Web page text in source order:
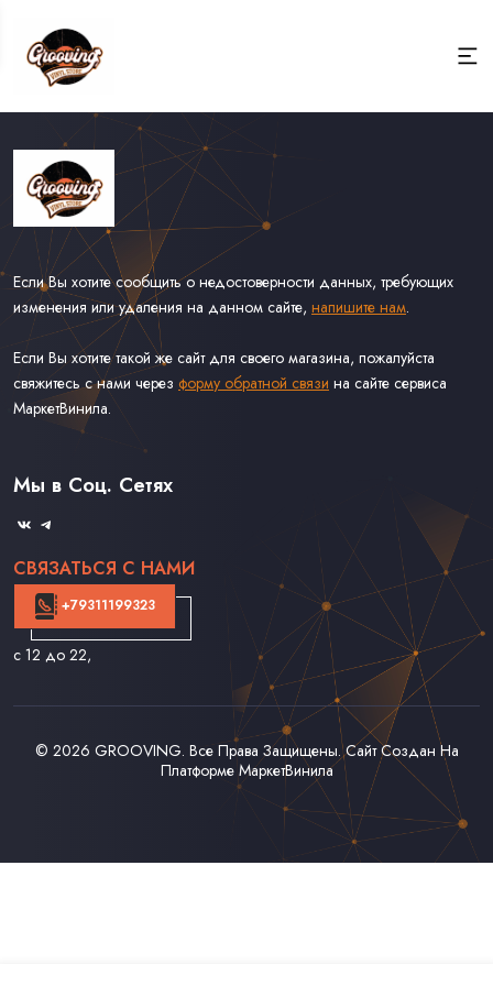
Если Вы хотите сообщить о недостоверности данных, требующих
изменения или удаления на данном сайте, напишите нам.
Если Вы хотите такой же сайт для своего магазина, пожалуйста
свяжитесь с нами через форму обратной связи на сайте сервиса
МаркетВинила.
Связаться С Нами
Оферта
Мы в Соц. Сетях
СВЯЗАТЬСЯ С НАМИ
+79311199323
с 12 до 22,
© 2026 GROOVING. Все Права Защищены. Сайт Создан На
Платформе МаркетВинила